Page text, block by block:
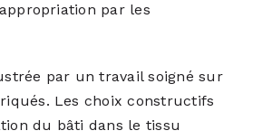
par les
par un travail soigné sur
Les choix constructifs
du bâti dans le tissu